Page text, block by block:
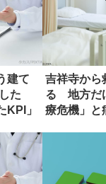
建て
た
KPI」
吉祥寺から
る 地方だ
療危機」と